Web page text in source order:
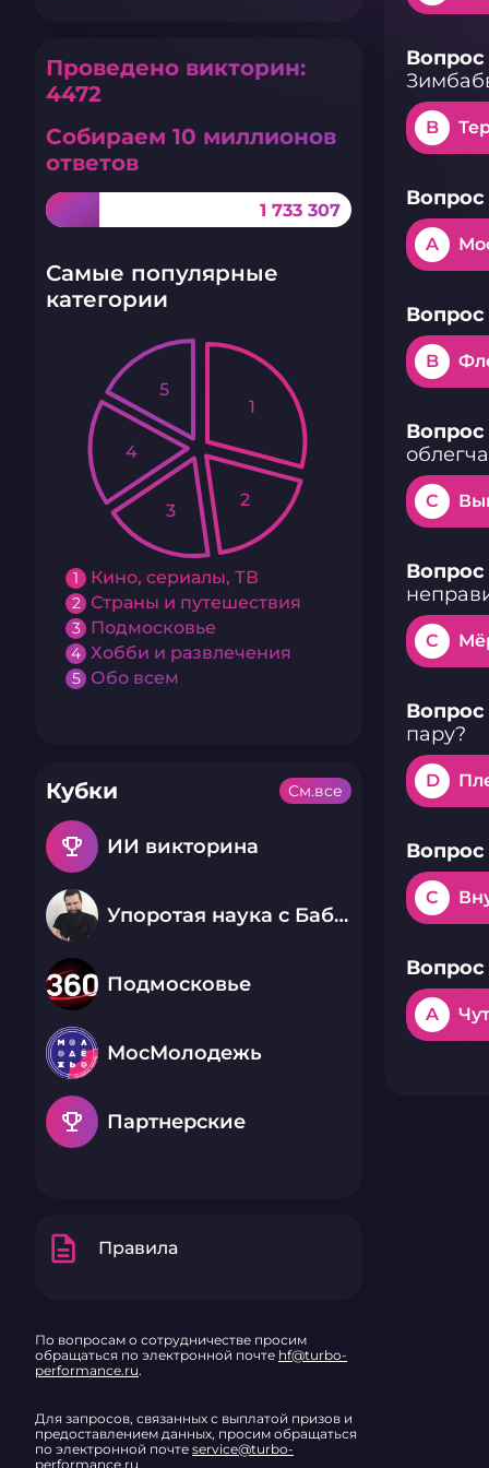
Проведено викторин:
4472
Собираем 10 миллионов
ответов
1 733 307
Самые популярные
категории
1 Кино, сериалы, ТВ
2 Страны и путешествия
3 Подмосковье
4 Хобби и развлечения
5 Обо всем
1
2
3
4
5
Кубки
emoji_events ИИ викторина
Упоротая наука с Бабаем Лютым
Подмосковье
МосМолодежь
emoji_events Партнерские
См.все
description Правила
По вопросам о сотрудничестве просим
обращаться по электронной почте hf@turbo-
performance.ru.
Для запросов, связанных с выплатой призов и
предоставлением данных, просим обращаться
по электронной почте service@turbo-
performance.ru.
Вопрос
B
Вопрос
A
Вопрос
B
Вопрос
C
Вопрос
C
Вопрос
пару?
D
Вопрос
C
Вопрос
A